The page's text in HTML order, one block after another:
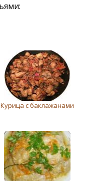
Курица с баклажанами